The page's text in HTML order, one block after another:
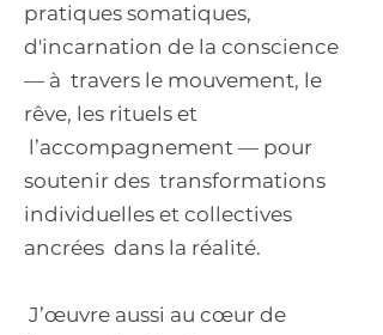
pratiques somatiques,
d'incarnation de la conscience
— à travers le mouvement, le
rêve, les rituels et
l’accompagnement — pour
soutenir des transformations
individuelles et collectives
ancrées dans la réalité.
J’œuvre aussi au cœur de